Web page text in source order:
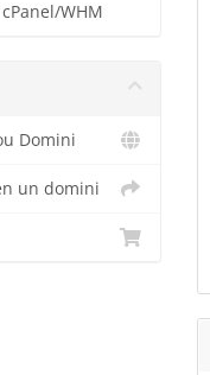
WHM
Domini
un domini